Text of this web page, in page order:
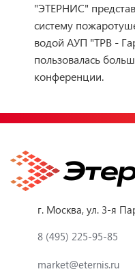
"ЭТЕРНИС"
систему
водой АУП "ТРВ -
пользовалась
конференции.
г. Москва, ул. 3-я
8 (495) 225-95-85
market@eternis.ru